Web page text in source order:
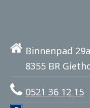
Binnenpad 29a
8355 BR
0521 36 12 15